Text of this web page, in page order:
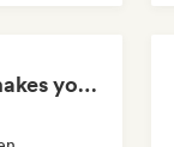
Hip-hop that makes you nod in silence